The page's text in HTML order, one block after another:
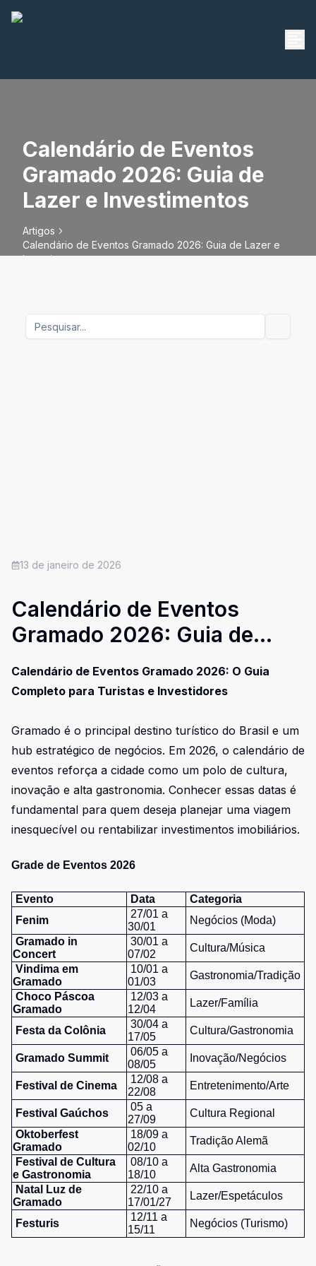
Calendário de Eventos
Gramado 2026: Guia de
Lazer e Investimentos
Artigos
Calendário de Eventos Gramado 2026: Guia de Lazer e
Investimentos
13 de janeiro de 2026
Calendário de Eventos
Gramado 2026: Guia de
Lazer e Investimentos
Calendário de Eventos Gramado 2026: O Guia
Completo para Turistas e Investidores
Gramado é o principal destino turístico do Brasil e um
hub estratégico de negócios. Em 2026, o calendário de
eventos reforça a cidade como um polo de cultura,
inovação e alta gastronomia. Conhecer essas datas é
fundamental para quem deseja planejar uma viagem
inesquecível ou rentabilizar investimentos imobiliários.
Grade de Eventos 2026
Evento Data
Categoria
Fenim
27/01 a
30/01
Negócios (Moda)
Gramado in
Concert
30/01 a
07/02
Cultura/Música
Vindima em
Gramado
10/01 a
01/03
Gastronomia/Tradição
Choco Páscoa
Gramado
12/03 a
12/04
Lazer/Família
Festa da Colônia
30/04 a
17/05
Cultura/Gastronomia
Gramado Summit
06/05 a
08/05
Inovação/Negócios
Festival de Cinema
12/08 a
22/08
Entretenimento/Arte
Festival Gaúchos
05 a
27/09
Cultura Regional
Oktoberfest
Gramado
18/09 a
02/10
Tradição Alemã
Festival de Cultura
e Gastronomia
08/10 a
18/10
Alta Gastronomia
Natal Luz de
Gramado
22/10 a
17/01/27
Lazer/Espetáculos
Festuris
12/11 a
15/11
Negócios (Turismo)